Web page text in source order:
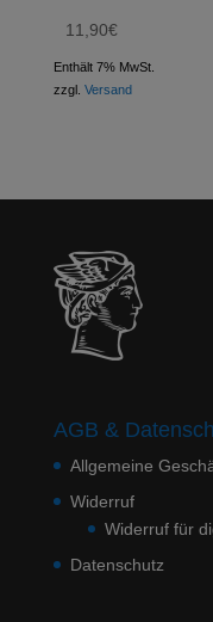
11,90€
Enthält 7% MwSt.
zzgl. Versand
AGB &
Allgemeine
Widerruf
Widerruf für
Datenschutz